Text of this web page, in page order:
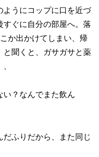
ようにコップに口を近づ
すぐに自分の部屋へ。落
か出かけてしまい、帰
と聞くと、ガサガサと薬
い？なんでまた飲ん
ふりだから、また同じ